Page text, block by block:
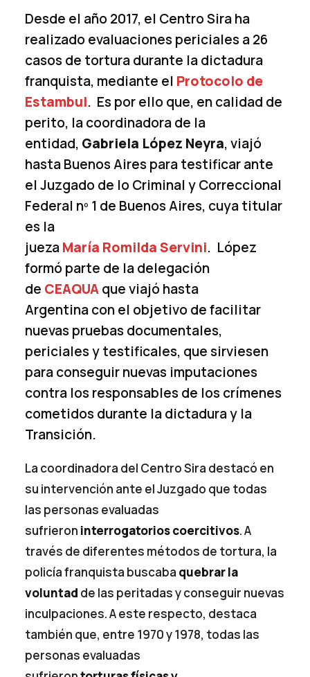
Desde el año 2017, el Centro Sira ha
realizado evaluaciones periciales a 26
casos de tortura durante la dictadura
franquista, mediante el Protocolo de
Estambul. Es por ello que, en calidad de
perito, la coordinadora de la
entidad, Gabriela López Neyra, viajó
hasta Buenos Aires para testificar ante
el Juzgado de lo Criminal y Correccional
Federal nº 1 de Buenos Aires, cuya titular
es la
juezaMaría Romilda Servini. López
formó parte de la delegación
de CEAQUAque viajó hasta
Argentina con el objetivo de facilitar
nuevas pruebas documentales,
periciales y testificales, que sirviesen
para conseguir nuevas imputaciones
contra los responsables de los crímenes
cometidos durante la dictadura y la
Transición.
La coordinadora del Centro Sira destacó en
su intervención ante el Juzgado que todas
las personas evaluadas
sufrieron interrogatorios coercitivos. A
través de diferentes métodos de tortura, la
policía franquista buscaba quebrar la
voluntad de las peritadas y conseguir nuevas
inculpaciones. A este respecto, destaca
también que, entre 1970 y 1978, todas las
personas evaluadas